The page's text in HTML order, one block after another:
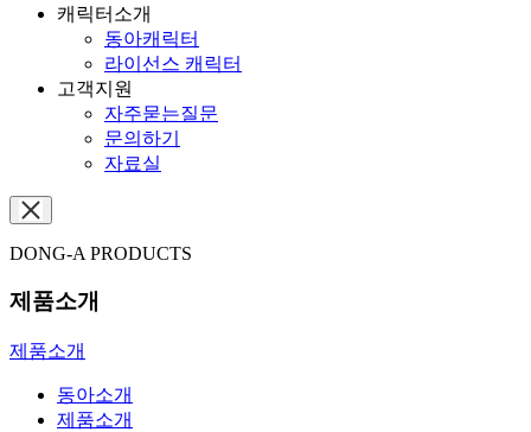
캐릭터소개
동아캐릭터
라이선스 캐릭터
고객지원
자주묻는질문
문의하기
자료실
DONG-A PRODUCTS
제품소개
제품소개
동아소개
제품소개